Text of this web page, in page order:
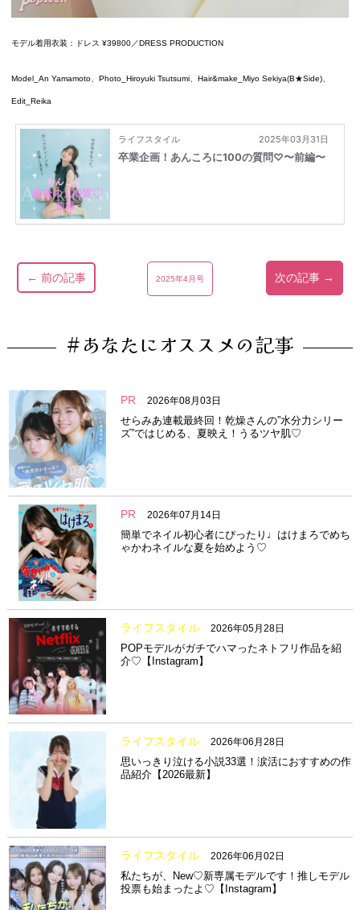
モデル着用衣装：ドレス ¥39800／DRESS PRODUCTION
Model_An Yamamoto、Photo_Hiroyuki Tsutsumi、Hair&make_Miyo Sekiya(B★Side)、
Edit_Reika
← 前の記事 2025年4月号 次の記事 →
#あなたにオススメの記事
PR 2026年08月03日
せらみあ連載最終回！乾燥さんの”水分力シリー
ズ”ではじめる、夏映え！うるツヤ肌♡
PR 2026年07月14日
簡単でネイル初心者にぴったり♩はけまろでめち
ゃかわネイルな夏を始めよう♡
ライフスタイル 2026年05月28日
POPモデルがガチでハマったネトフリ作品を紹
介♡【Instagram】
ライフスタイル 2026年06月28日
思いっきり泣ける小説33選！涙活におすすめの作
品紹介【2026最新】
ライフスタイル 2026年06月02日
私たちが、New♡新専属モデルです！推しモデル
投票も始まったよ♡【Instagram】